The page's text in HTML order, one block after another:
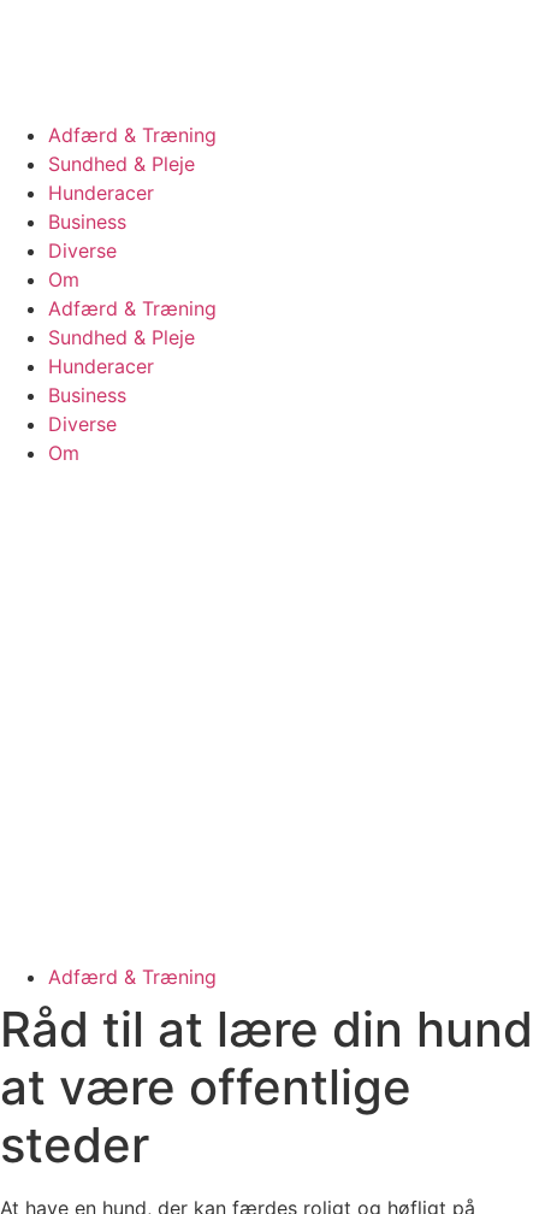
Adfærd & Træning
Sundhed & Pleje
Hunderacer
Business
Diverse
Om
Adfærd & Træning
Sundhed & Pleje
Hunderacer
Business
Diverse
Om
Adfærd & Træning
Råd til at lære din hund
at være offentlige
steder
At have en hund, der kan færdes roligt og høfligt på